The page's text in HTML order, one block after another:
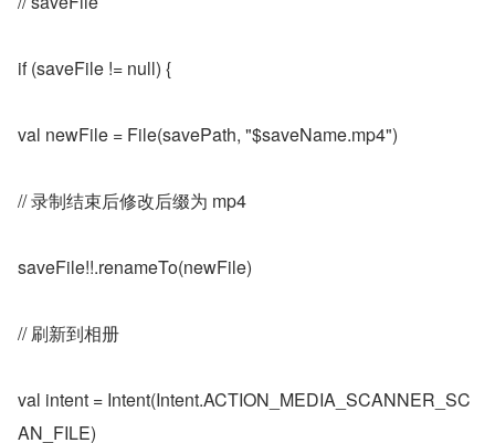
if (saveFile != null) {
val newFile = File(savePath, "$saveName.mp4")
// 录制结束后修改后缀为 mp4
saveFile!!.renameTo(newFile)
// 刷新到相册
val intent = Intent(Intent.ACTION_MEDIA_SCANNER_SC
AN_FILE)